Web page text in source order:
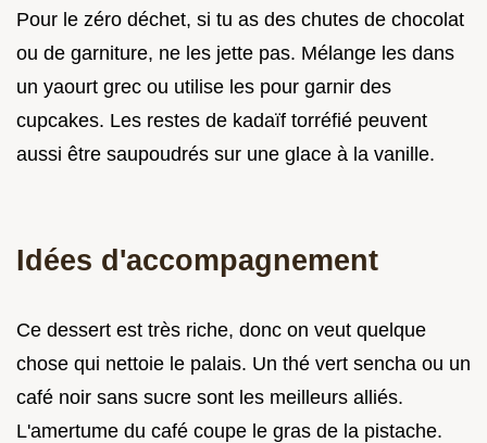
Pour le zéro déchet, si tu as des chutes de chocolat
ou de garniture, ne les jette pas. Mélange les dans
un yaourt grec ou utilise les pour garnir des
cupcakes. Les restes de kadaïf torréfié peuvent
aussi être saupoudrés sur une glace à la vanille.
Idées d'accompagnement
Ce dessert est très riche, donc on veut quelque
chose qui nettoie le palais. Un thé vert sencha ou un
café noir sans sucre sont les meilleurs alliés.
L'amertume du café coupe le gras de la pistache.